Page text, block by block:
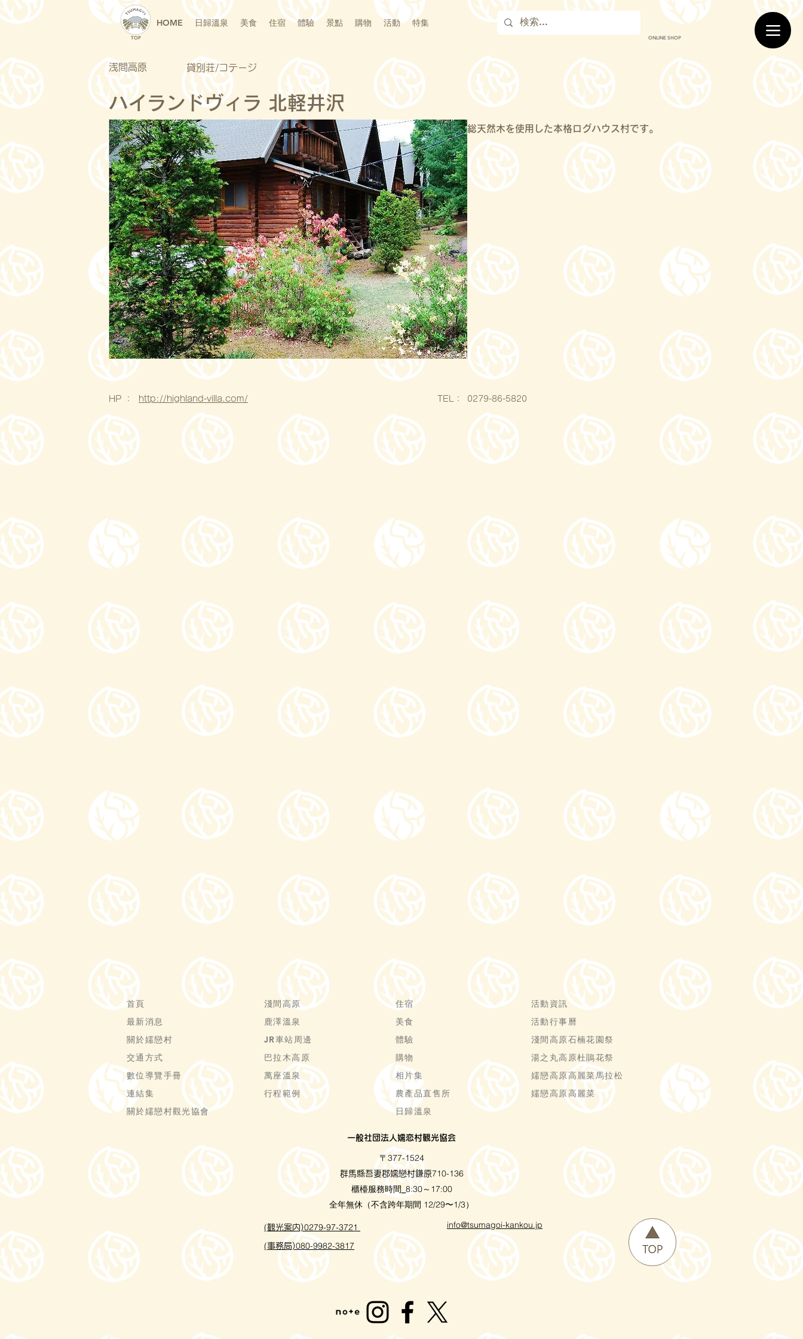
HOME 日歸溫泉 美食 住宿 體驗 景點 購物 活動 特集
TOP ONLINE SHOP
浅間高原 貸別荘/コテージ
ハイランドヴィラ 北軽井沢
総天然木を使用した本格ログハウス村です。
HP ： http://highland-villa.com/ ​TEL： 0279-86-5820
首頁
最新消息
關於嬬戀村
交通方式
數位導覽手冊
連結集
關於嬬戀村觀光協會
淺間高原
住宿
鹿澤溫泉
美食
JR車站周邊
體驗
巴拉木高原
購物
萬座溫泉
相片集
行程範例
農產品直售所
活動資訊
活動行事曆
淺間高原石楠花園祭
湯之丸高原杜鵑花祭
嬬戀高原高麗菜馬拉松
嬬戀高原高麗菜
日歸溫泉
一般社団法人嬬恋村観光協会
〒377-1524
群馬縣吾妻郡嬬戀村鎌原710-136
櫃檯服務時間 8:30～17:00
全年無休（不含跨年期間 12/29〜1/3）
(観光案内)0279-97-3721
(事務局)080-9982-3817
info@tsumagoi-kankou.jp